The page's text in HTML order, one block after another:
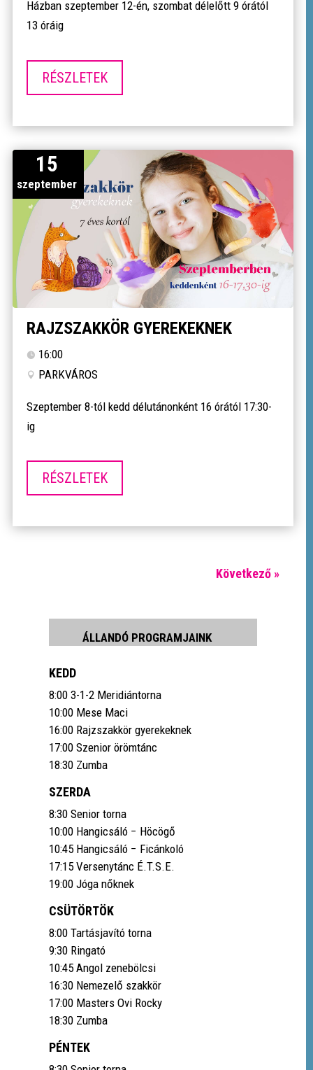
Házban szeptember 12-én, szombat délelőtt 9 órától
13 óráig
RÉSZLETEK
15
szeptember
RAJZSZAKKÖR GYEREKEKNEK
16:00
PARKVÁROS
Szeptember 8-tól kedd délutánonként 16 órától 17:30-
ig
RÉSZLETEK
Következő »
ÁLLANDÓ PROGRAMJAINK
KEDD
8:00 3-1-2 Meridiántorna
10:00 Mese Maci
16:00 Rajzszakkör gyerekeknek
17:00 Szenior örömtánc
18:30 Zumba
SZERDA
8:30 Senior torna
10:00 Hangicsáló − Höcögő
10:45 Hangicsáló − Ficánkoló
17:15 Versenytánc É.T.S.E.
19:00 Jóga nőknek
CSÜTÖRTÖK
8:00 Tartásjavító torna
9:30 Ringató
10:45 Angol zenebölcsi
16:30 Nemezelő szakkör
17:00 Masters Ovi Rocky
18:30 Zumba
PÉNTEK